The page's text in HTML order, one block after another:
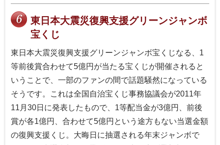
東日本大震災復興支援グリーンジャンボ
宝くじ
東日本大震災復興支援グリーンジャンボ宝くじなる、1
等前後賞合わせて5億円が当たる宝くじが開催されると
いうことで、一部のファンの間で話題騒然になっている
そうです。これは全国自治宝くじ事務協議会が2011年
11月30日に発表したもので、1等配当金が3億円、前後
賞が各1億円、合わせて5億円という途方もない当選金額
の復興支援くじ。大晦日に抽選される年末ジャンボで